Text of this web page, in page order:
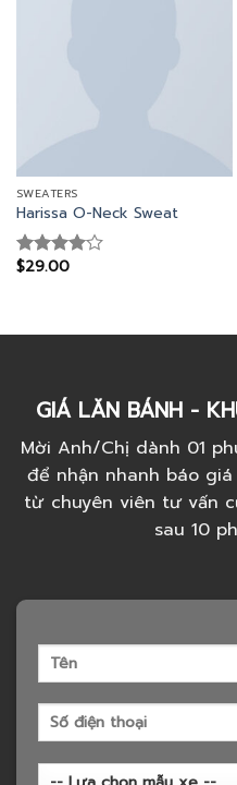
SWEATERS
Harissa O-Neck Sweat
Rated
$29.00
GIÁ LĂN BÁNH -
Mời Anh/Chị dành 01
để nhận nhanh báo
từ chuyên viên tư vấn
sau 10